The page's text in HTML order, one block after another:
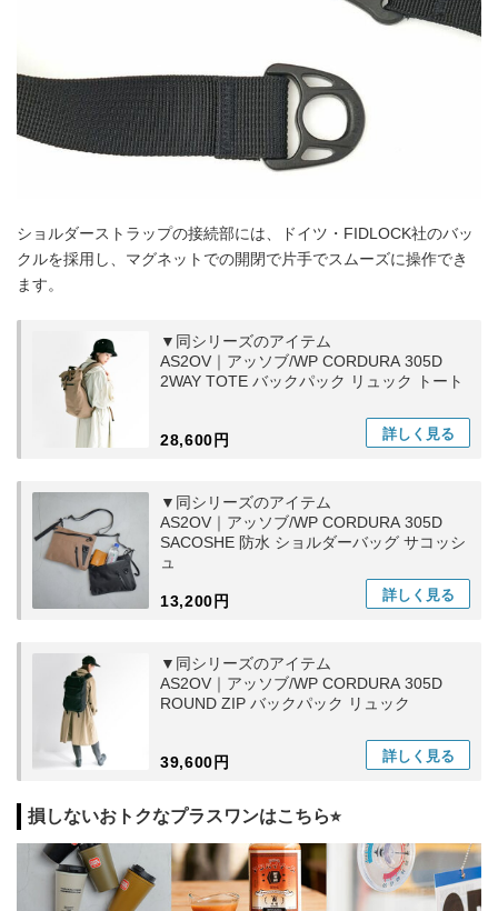
ショルダーストラップの接続部には、ドイツ・FIDLOCK社のバッ
クルを採用し、マグネットでの開閉で片手でスムーズに操作でき
ます。
▼同シリーズのアイテム
AS2OV｜アッソブ/WP CORDURA 305D
2WAY TOTE バックパック リュック トート
28,600円 詳しく 見る
▼同シリーズのアイテム
AS2OV｜アッソブ/WP CORDURA 305D
SACOSHE 防水 ショルダーバッグ サコッシ
ュ
13,200円 詳しく 見る
▼同シリーズのアイテム
AS2OV｜アッソブ/WP CORDURA 305D
ROUND ZIP バックパック リュック
39,600円 詳しく 見る
損しないおトクなプラスワンはこちら⭐︎